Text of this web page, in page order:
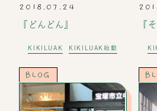
2018.07.24
『どんどん』
KIKILUAK KIKILUAK始動
『
BLOG